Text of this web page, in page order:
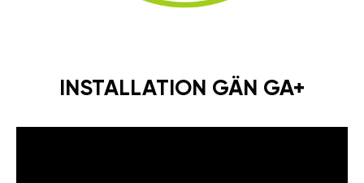
INSTALLATION GÄN GA+